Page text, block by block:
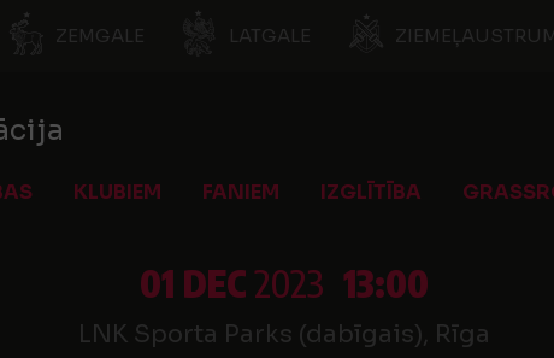
ZEMGALE LATGALE
KLUBIEM FANIEM IZGLĪTĪBA
01 DEC2023 13:00
LNK Sporta Parks (dabīgais), Rīga